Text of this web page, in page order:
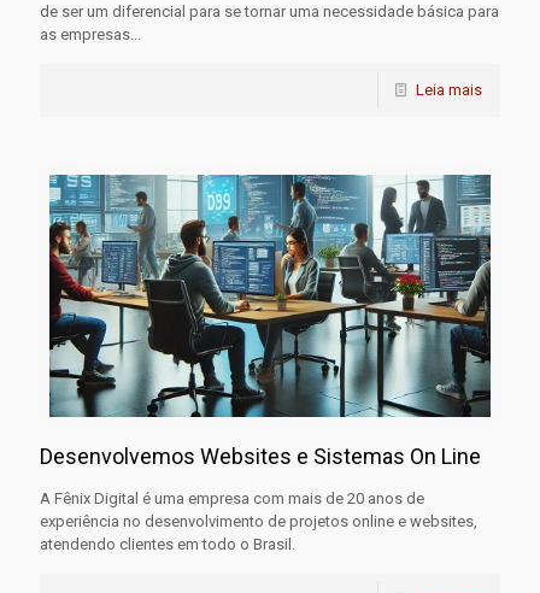
de ser um diferencial para se tornar uma necessidade básica para
as empresas...
Leia mais
Desenvolvemos Websites e Sistemas On Line
A Fênix Digital é uma empresa com mais de 20 anos de
experiência no desenvolvimento de projetos online e websites,
atendendo clientes em todo o Brasil.